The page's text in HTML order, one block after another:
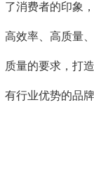
了消费者的印象
高效率、高质量
质量的要求，打
有行业优势的品牌